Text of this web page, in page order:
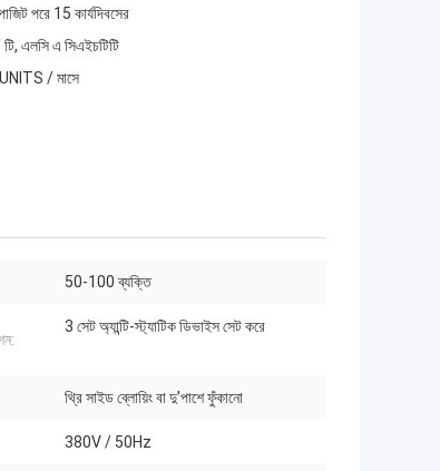
পরে 15 কার্যদিবসের
টি, এলসি এ সিএইচটিটি
/ মাসে
50-100 ব্যক্তি
3 সেট অ্যান্টি-স্ট্যাটিক ডিভাইস সেট করে
থ্রি সাইড ব্লোয়িং বা দু'পাশে ফুঁকানো
380V / 50Hz